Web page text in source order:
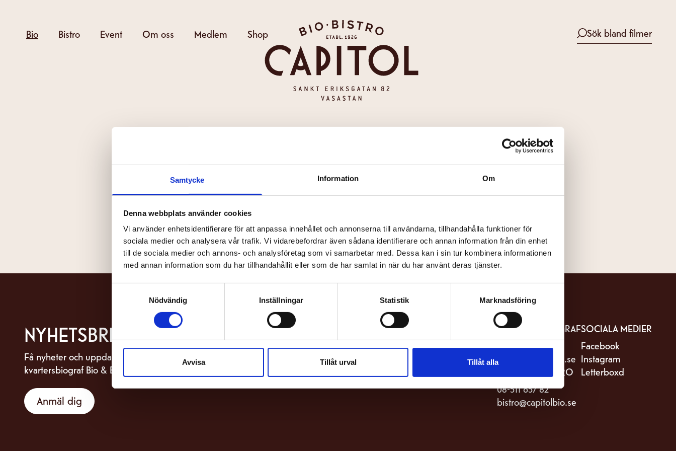
Samtycke Information Om
Denna webbplats använder cookies
Vi använder enhetsidentifierare för att anpassa innehållet och annonserna till användarna, tillhandahålla funktioner för
sociala medier och analysera vår trafik. Vi vidarebefordrar även sådana identifierare och annan information från din enhet
till de sociala medier och annons- och analysföretag som vi samarbetar med. Dessa kan i sin tur kombinera informationen
med annan information som du har tillhandahållit eller som de har samlat in när du har använt deras tjänster.
Nödvändig
Inställningar Statistik Marknadsföring
Avvisa Tillåt urval Tillåt alla
tillBio Bistro Event Om oss Medlem Shop
Bio Capitol
Sök bland filmer
SIDAN KUNDE INTE HITTAS
Det kan bero på att länken är felaktig, att sidan har flyttats eller att den inte längre finns.
NYHETSBREV
Få nyheter och uppdateringar om din
kvartersbiograf Bio & Bistro Capitol.
Anmäl dig
Bio & Bistro Capitol
Sankt Eriksgatan 82
KONTAKTA BIOGRAF
08-511 657 81
kassa@capitolbio.se
KONTAKTA BISTRO
08-511 657 82
bistro@capitolbio.se
SOCIALA MEDIER
Facebook
Instagram
Letterboxd